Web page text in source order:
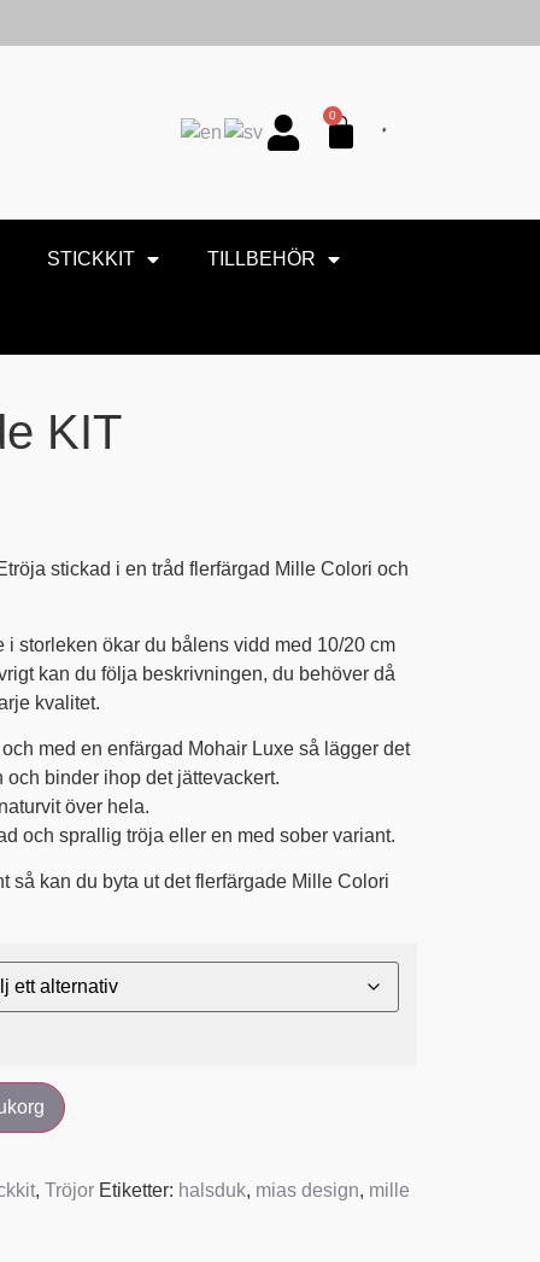
0
STICKKIT TILLBEHÖR
KIT
stickad i en tråd flerfärgad Mille Colori och
i storleken ökar du bålens vidd med 10/20 cm
kan du följa beskrivningen, du behöver då
kvalitet.
med en enfärgad Mohair Luxe så lägger det
binder ihop det jättevackert.
över hela.
och sprallig tröja eller en med sober variant.
så kan du byta ut det flerfärgade Mille Colori
, Tröjor Etiketter: halsduk, mias design, mille